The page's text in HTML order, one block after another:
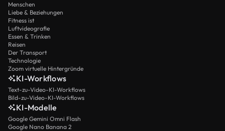
Menschen
Liebe & Beziehungen
Fitness ist
Luftvideografie
Essen & Trinken
Reisen
Der Transport
Technologie
Zoom virtuelle Hintergründe
KI-Workflows
Text-zu-Video-KI-Workflows
Bild-zu-Video-KI-Workflows
KI-Modelle
Google Gemini Omni Flash
Google Nano Banana 2